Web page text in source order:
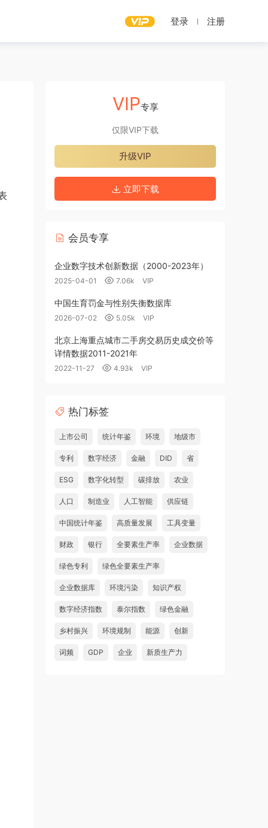
登录 注册
VIP专享
仅限VIP下载
升级VIP
立即下载
会员专享
企业数字技术创新数据（2000-2023年）
2025-04-01 7.06k VIP
中国生育罚金与性别失衡数据库
2026-07-02 5.05k VIP
北京上海重点城市二手房交易历史成交价等
详情数据2011-2021年
2022-11-27 4.93k VIP
热门标签
上市公司 统计年鉴 环境 地级市
专利 数字经济 金融 DID 省
ESG 数字化转型 碳排放 农业
人口 制造业 人工智能 供应链
中国统计年鉴 高质量发展 工具变量
财政 银行 全要素生产率 企业数据
绿色专利 绿色全要素生产率
企业数据库 环境污染 知识产权
数字经济指数 泰尔指数 绿色金融
乡村振兴 环境规制 能源 创新
词频 GDP 企业 新质生产力